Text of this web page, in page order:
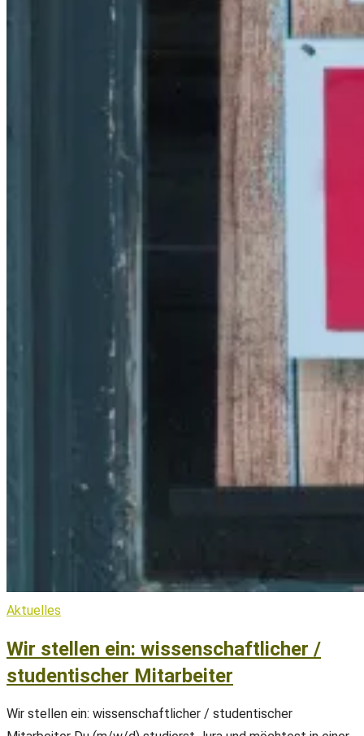
Aktuelles
Wir stellen ein: wissenschaftlicher /
studentischer Mitarbeiter
Wir stellen ein: wissenschaftlicher / studentischer